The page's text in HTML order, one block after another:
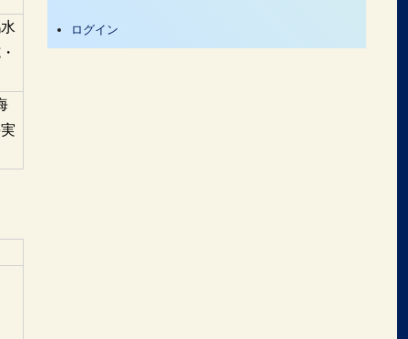
ログイン